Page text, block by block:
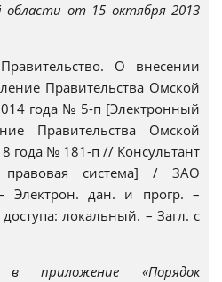
области от 15 октября 2013
О внесении
Правительства Омской
года № 5-п [Электронный
Правительства Омской
года № 181-п // Консультант
система] / ЗАО
Электрон. дан. и прогр. –
локальный. – Загл. с
в приложение «Порядок